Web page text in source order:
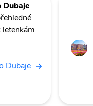
Dubaje
letenkám
Dubaje